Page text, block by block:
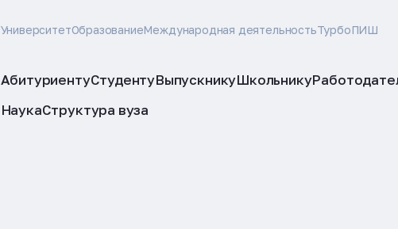
УниверситетОбразованиеМеждународная деятельностьТурбоПИШ
АбитуриентуСтудентуВыпускникуШкольнику
НаукаСтруктура вуза